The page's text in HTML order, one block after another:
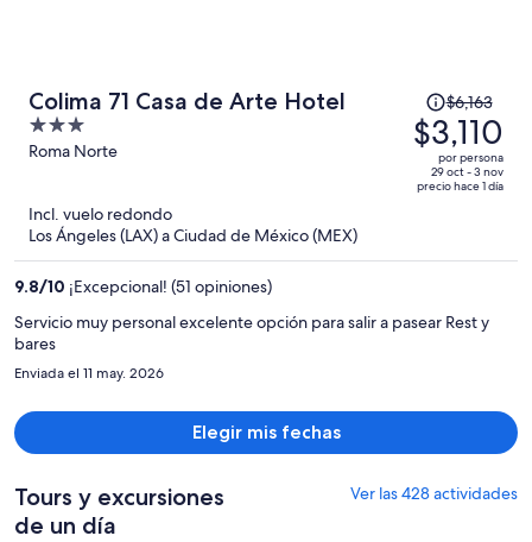
Colima 71 Casa de Arte Hotel
3
out
5
Roma Norte
El
precio
era
de
$6,163
$3,110
$6,163
$3,110
por persona
29 oct - 3 nov
precio hace 1 día
Incl. vuelo redondo
Los Ángeles (LAX) a Ciudad de México (MEX)
9.8/10 ¡Excepcional! (51 opiniones)
Servicio muy personal excelente opción para salir a pasear Rest y
bares
Enviada el 11 may. 2026
Elegir mis fechas
Tours y excursiones
de un día
Ver las 428 actividades